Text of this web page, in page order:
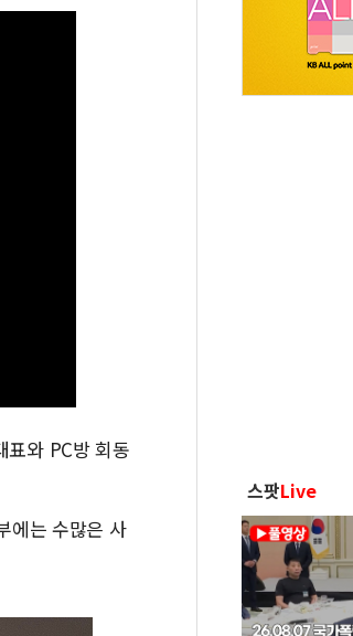
표와 PC방 회동
에는 수많은 사
스팟Live